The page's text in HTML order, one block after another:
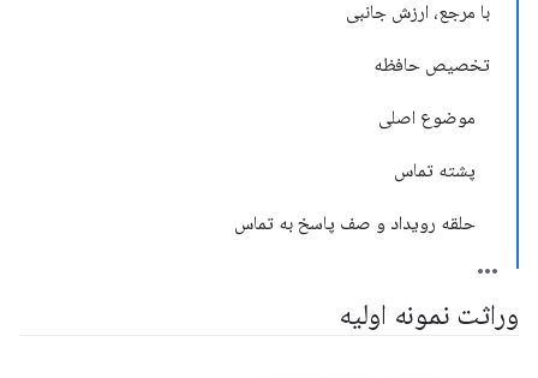
با مرجع، ارزش جانبی
تخصیص حافظه
موضوع اصلی
پشته تماس
حلقه رویداد و صف پاسخ به تماس
وراثت نمونه اولیه